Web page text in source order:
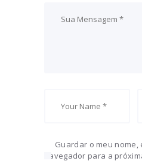
Guardar o meu nome,
navegador para a